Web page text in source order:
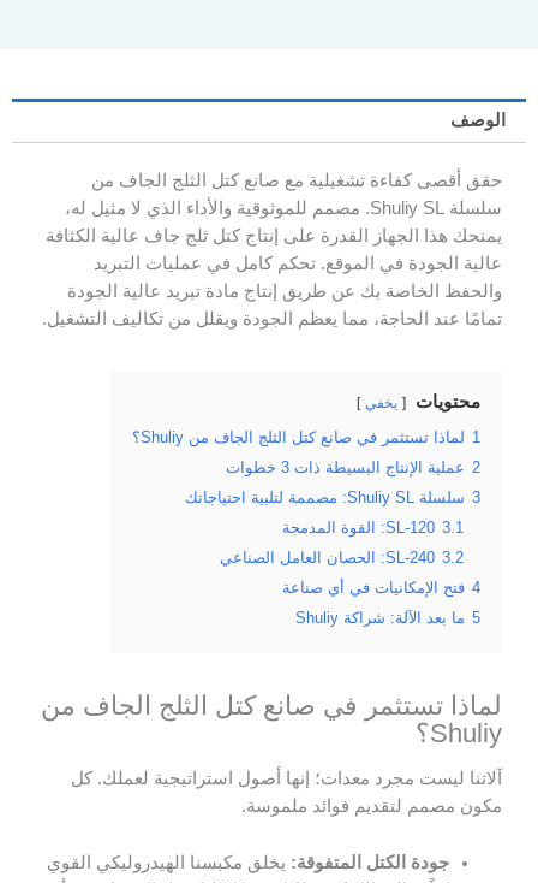
الوصف
حقق أقصى كفاءة تشغيلية مع صانع كتل الثلج الجاف من
سلسلة Shuliy SL. مصمم للموثوقية والأداء الذي لا مثيل له،
يمنحك هذا الجهاز القدرة على إنتاج كتل ثلج جاف عالية الكثافة
عالية الجودة في الموقع. تحكم كامل في عمليات التبريد
والحفظ الخاصة بك عن طريق إنتاج مادة تبريد عالية الجودة
تمامًا عند الحاجة، مما يعظم الجودة ويقلل من تكاليف التشغيل.
محتويات يخفي
1 لماذا تستثمر في صانع كتل الثلج الجاف من Shuliy؟
2 عملية الإنتاج البسيطة ذات 3 خطوات
3 سلسلة Shuliy SL: مصممة لتلبية احتياجاتك
3.1 SL-120: القوة المدمجة
3.2 SL-240: الحصان العامل الصناعي
4 فتح الإمكانيات في أي صناعة
5 ما بعد الآلة: شراكة Shuliy
لماذا تستثمر في صانع كتل الثلج الجاف من
Shuliy؟
آلاتنا ليست مجرد معدات؛ إنها أصول استراتيجية لعملك. كل
مكون مصمم لتقديم فوائد ملموسة.
جودة الكتل المتفوقة: يخلق مكبسنا الهيدروليكي القوي